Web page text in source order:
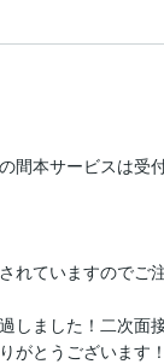
間本サービスは受
れていますのでご
しました！二次
がとうございます！